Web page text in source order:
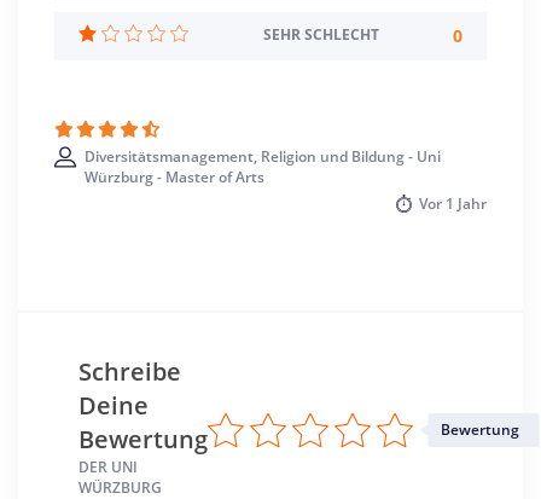
Studienbeginn
Wintersemester
Würzburg >> Würzburg
SEHR SCHLECHT 0
Diversitätsmanagement, Religion und Bildung - Uni
Würzburg - Master of Arts
Vor 1 Jahr
Schreibe
Deine
Bewertung
DER UNI
WÜRZBURG
Bewertung